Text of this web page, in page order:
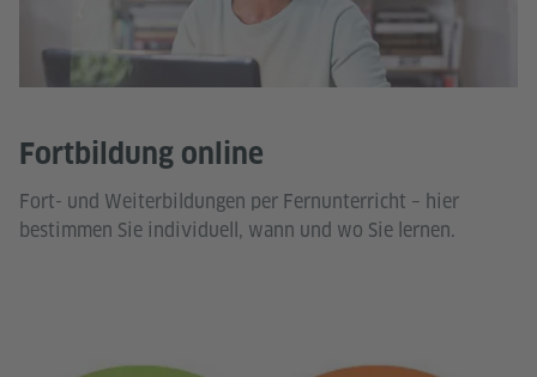
Fortbildung online
Fort- und Weiterbildungen per Fernunterricht – hier
bestimmen Sie individuell, wann und wo Sie lernen.